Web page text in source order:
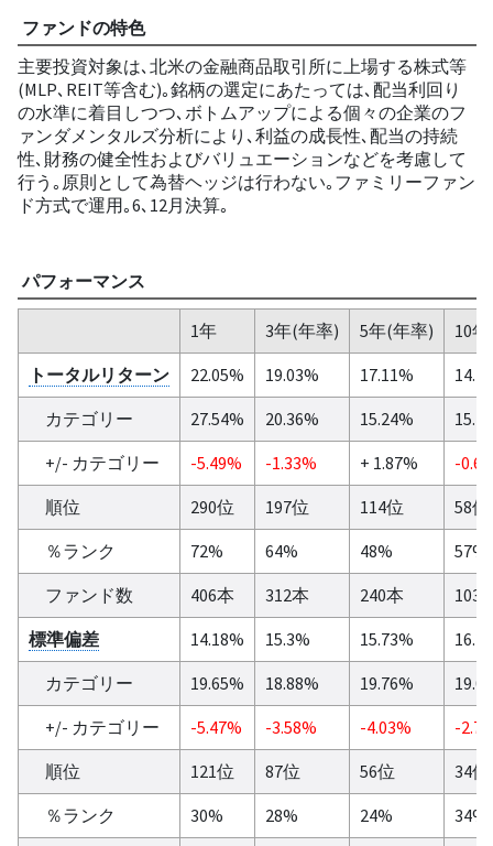
ファンドの特色
主要投資対象は､北米の金融商品取引所に上場する株式等
(MLP､REIT等含む)｡銘柄の選定にあたっては､配当利回り
の水準に着目しつつ､ボトムアップによる個々の企業のフ
ァンダメンタルズ分析により､利益の成長性､配当の持続
性､財務の健全性およびバリュエーションなどを考慮して
行う｡原則として為替ヘッジは行わない｡ファミリーファン
ド方式で運用｡6､12月決算｡
パフォーマンス
1年 3年(年率) 5年(年率)
10
トータルリターン
22.05% 19.03% 17.11%
カテゴリー
27.54% 20.36% 15.24%
+/- カテゴリー
-5.49% -1.33% + 1.87%
-
順位
290位 197位 114位
58位
％ランク
72% 64% 48%
57%
ファンド数
406本 312本 240本
103
標準偏差
14.18% 15.3% 15.73%
カテゴリー
19.65% 18.88% 19.76%
+/- カテゴリー
-5.47% -3.58% -4.03%
-
順位
121位 87位 56位
34位
％ランク
30% 28% 24%
34%